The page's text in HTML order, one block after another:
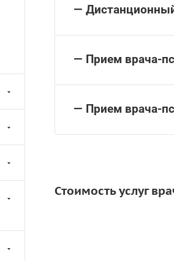
—
— Прием врача-
— Прием врача-
Стоимость услуг